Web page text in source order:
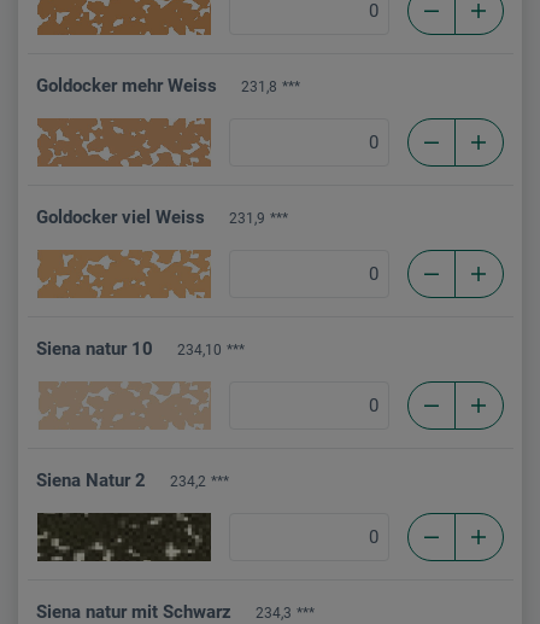
Goldocker mehr Weiss 231,8 ***
Goldocker viel Weiss 231,9 ***
Siena natur 10 234,10 ***
Siena Natur 2 234,2 ***
Siena natur mit Schwarz 234,3 ***